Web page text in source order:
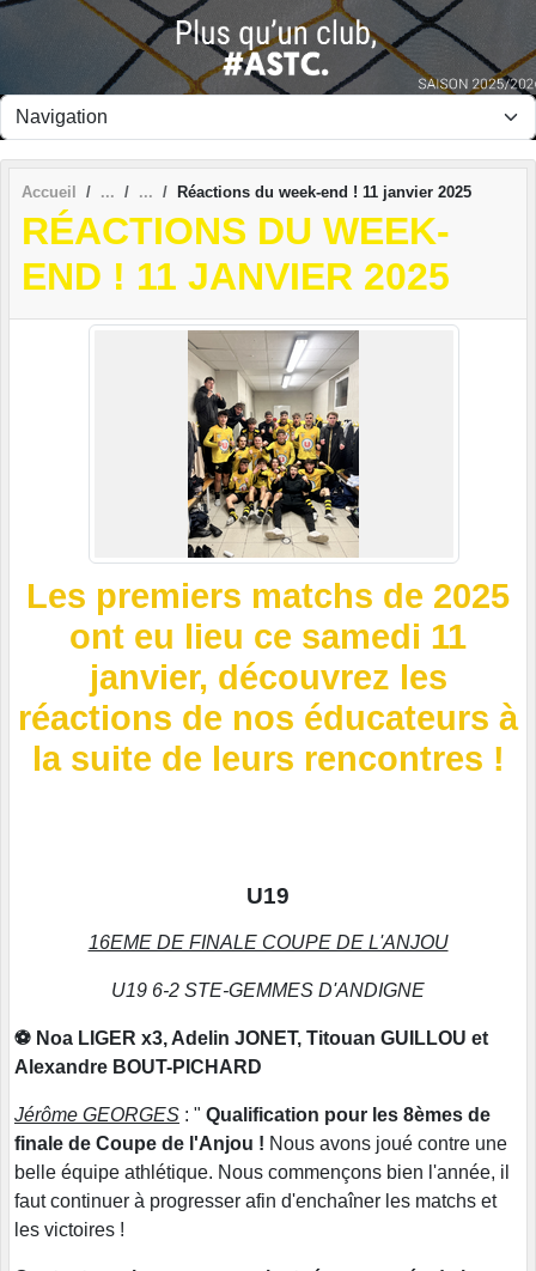
Accueil Réactions du week-end ! 11 janvier 2025
RÉACTIONS DU WEEK-
END ! 11 JANVIER 2025
Les premiers matchs de 2025
ont eu lieu ce samedi 11
janvier, découvrez les
réactions de nos éducateurs à
la suite de leurs rencontres !
U19
16EME DE FINALE COUPE DE L'ANJOU
U19 6-2 STE-GEMMES D'ANDIGNE
⚽ Noa LIGER x3, Adelin JONET, Titouan GUILLOU et
Alexandre BOUT-PICHARD
Jérôme GEORGES : " Qualification pour les 8èmes de
finale de Coupe de l'Anjou ! Nous avons joué contre une
belle équipe athlétique. Nous commençons bien l'année, il
faut continuer à progresser afin d'enchaîner les matchs et
les victoires !
Panneau de gestion des cookies